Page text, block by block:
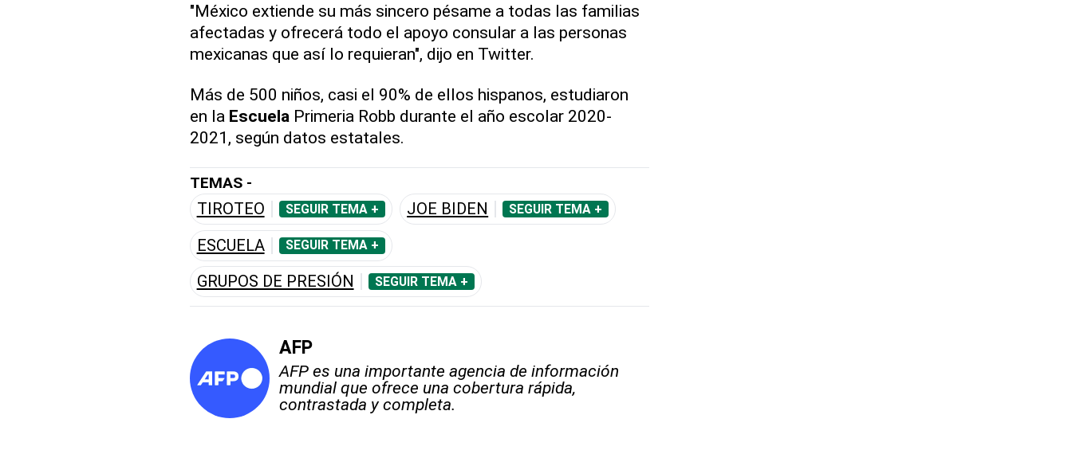
"México extiende su más sincero pésame a todas las familias
afectadas y ofrecerá todo el apoyo consular a las personas
mexicanas que así lo requieran", dijo en Twitter.
Más de 500 niños, casi el 90% de ellos hispanos, estudiaron
en la EscuelaPrimeria Robb durante el año escolar 2020-
2021, según datos estatales.
TEMAS -
TIROTEO SEGUIR TEMA + JOE BIDEN SEGUIR TEMA +
ESCUELA SEGUIR TEMA +
GRUPOS DE PRESIÓN SEGUIR TEMA +
AFP
AFP es una importante agencia de información
mundial que ofrece una cobertura rápida,
contrastada y completa.